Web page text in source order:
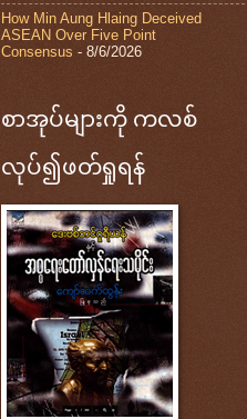
How Min Aung Hlaing Deceived
ASEAN Over Five Point
Consensus - 8/6/2026
စာအုပ်များကို ကလစ်
လုပ်၍ဖတ်ရှုရန်